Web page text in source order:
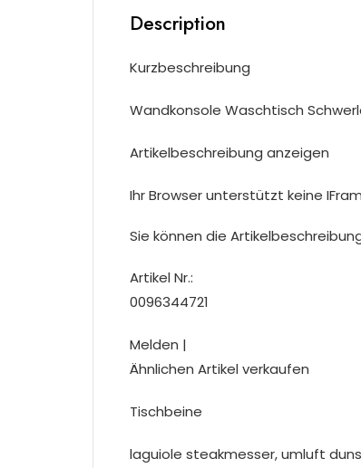
Description
Kurzbeschreibung
Wandkonsole Waschtisch
Artikelbeschreibung anzeigen
Ihr Browser unterstützt keine
Sie können die
Artikel Nr.:
0096344721
Melden |
Ähnlichen Artikel verkaufen
Tischbeine
laguiole steakmesser, umluft